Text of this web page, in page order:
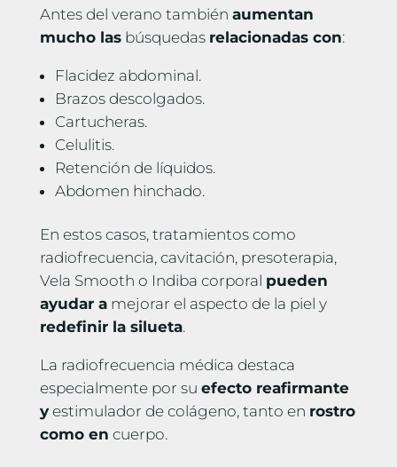
Antes del verano también aumentan
mucho lasbúsquedas relacionadas con:
Flacidez abdominal.
Brazos descolgados.
Cartucheras.
Celulitis.
Retención de líquidos.
Abdomen hinchado.
En estos casos, tratamientos como
radiofrecuencia, cavitación, presoterapia,
Vela Smooth o Indiba corporal pueden
ayudar amejorar el aspecto de la piel y
redefinir la silueta.
La radiofrecuencia médica destaca
especialmente por su efecto reafirmante
yestimulador de colágeno, tanto en rostro
como en cuerpo.